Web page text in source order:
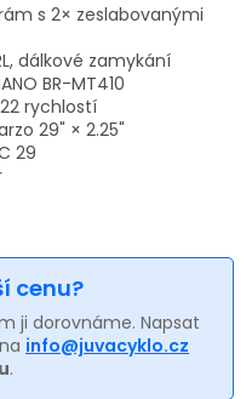
s 2× zeslabovanými
dálkové zamykání
BR-MT410
rychlostí
29" × 2.25"
29
cenu?
ji dorovnáme. Napsat
info@juvacyklo.cz
.